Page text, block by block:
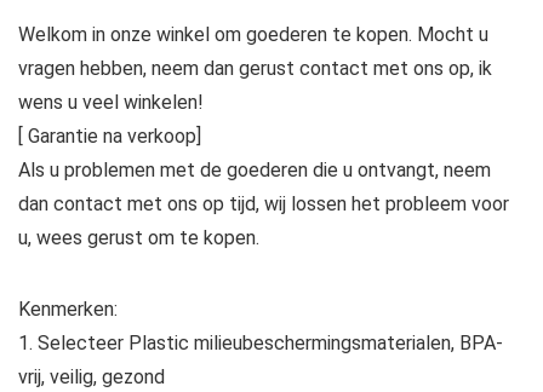
Welkom in onze winkel om goederen te kopen. Mocht u
vragen hebben, neem dan gerust contact met ons op, ik
wens u veel winkelen!
[ Garantie na verkoop]
Als u problemen met de goederen die u ontvangt, neem
dan contact met ons op tijd, wij lossen het probleem voor
u, wees gerust om te kopen.
Kenmerken:
1. Selecteer Plastic milieubeschermingsmaterialen, BPA-
vrij, veilig, gezond